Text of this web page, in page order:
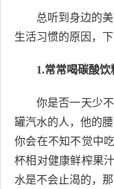
总听到身边的
生活习惯的原因，
1.常常喝碳酸饮
你是否一天少
罐汽水的人，他的
你会在不知不觉中
杯相对健康鲜榨果
水是不会止渴的，